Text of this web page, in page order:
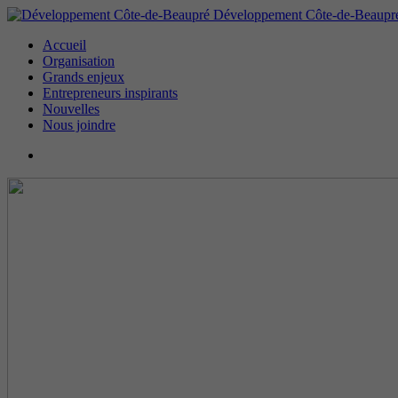
Développement Côte-de-
Accueil
Organisation
Grands enjeux
Entrepreneurs inspirants
Nouvelles
Nous joindre